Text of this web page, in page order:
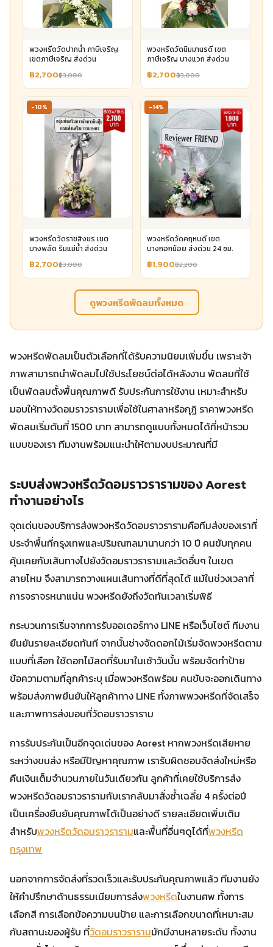
พวงหรีดวัดปากน้ำ ภาษีเจริญ
เขตภาษีเจริญ ส่งด่วน
฿2,700฿3,000
พวงหรีดวัดนิมมานรดี เขต
ภาษีเจริญ บางแวก ส่งด่วน
฿2,700฿3,000
-10%
พวงหรีดวัดราชสิงขร เขต
บางพลัด ริมแม่น้ำ ส่งด่วน
฿2,700฿3,000
-14%
พวงหรีดวัดคฤหบดี เขต
บางกอกน้อย ส่งด่วน 24 ชม.
฿1,900฿2,200
ดูพวงหรีดพัดลมทั้งหมด
พวงหรีดพัดลมเป็นตัวเลือกที่ได้รับความนิยมเพิ่มขึ้น เพราะเจ้า
ภาพสามารถนำพัดลมไปใช้ประโยชน์ต่อได้หลังงาน พัดลมที่ใช้
เป็นพัดลมตั้งพื้นคุณภาพดี รับประกันการใช้งาน เหมาะสำหรับ
มอบให้ทางวัดอมราวรารามเพื่อใช้ในศาลาหรือกุฏิ ราคาพวงหรีด
พัดลมเริ่มต้นที่ 1500 บาท สามารถดูแบบทั้งหมดได้ที่หน้ารวม
แบบของเรา ทีมงานพร้อมแนะนำให้ตามงบประมาณที่มี
ระบบส่งพวงหรีดวัดอมราวรารามของ Aorest
ทำงานอย่างไร
จุดเด่นของบริการส่งพวงหรีดวัดอมราวรารามคือทีมส่งของเราที่
ประจำพื้นที่กรุงเทพและปริมณฑลมานานกว่า 10 ปี คนขับทุกคน
คุ้นเคยกับเส้นทางไปยังวัดอมราวรารามและวัดอื่นๆ ในเขต
สายไหม จึงสามารถวางแผนเส้นทางที่ดีที่สุดได้ แม้ในช่วงเวลาที่
การจราจรหนาแน่น พวงหรีดยังถึงวัดทันเวลาเริ่มพิธี
กระบวนการเริ่มจากการรับออเดอร์ทาง LINE หรือเว็บไซต์ ทีมงาน
ยืนยันรายละเอียดทันที จากนั้นช่างจัดดอกไม้เริ่มจัดพวงหรีดตาม
แบบที่เลือก ใช้ดอกไม้สดที่รับมาในเช้าวันนั้น พร้อมจัดทำป้าย
ข้อความตามที่ลูกค้าระบุ เมื่อพวงหรีดพร้อม คนขับจะออกเดินทาง
พร้อมส่งภาพยืนยันให้ลูกค้าทาง LINE ทั้งภาพพวงหรีดที่จัดเสร็จ
และภาพการส่งมอบที่วัดอมราวราราม
การรับประกันเป็นอีกจุดเด่นของ Aorest หากพวงหรีดเสียหาย
ระหว่างขนส่ง หรือมีปัญหาคุณภาพ เรารับผิดชอบจัดส่งใหม่หรือ
คืนเงินเต็มจำนวนภายในวันเดียวกัน ลูกค้าที่เคยใช้บริการส่ง
พวงหรีดวัดอมราวรารามกับเรากลับมาสั่งซ้ำเฉลี่ย 4 ครั้งต่อปี
เป็นเครื่องยืนยันคุณภาพได้เป็นอย่างดี รายละเอียดเพิ่มเติม
สำหรับพวงหรีดวัดอมราวรารามและพื้นที่อื่นๆดูได้ที่พวงหรีด
กรุงเทพ
นอกจากการจัดส่งที่รวดเร็วและรับประกันคุณภาพแล้ว ทีมงานยัง
ให้คำปรึกษาด้านธรรมเนียมการส่งพวงหรีดในงานศพ ทั้งการ
เลือกสี การเลือกข้อความบนป้าย และการเลือกขนาดที่เหมาะสม
กับสถานะของผู้รับ ที่วัดอมราวรารามมักมีงานหลายระดับ ทั้งงาน